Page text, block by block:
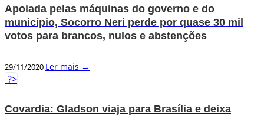
Apoiada pelas máquinas do governo e do
município, Socorro Neri perde por quase 30 mil
votos para brancos, nulos e abstenções
29/11/2020 Ler mais →
?>
Covardia: Gladson viaja para Brasília e deixa